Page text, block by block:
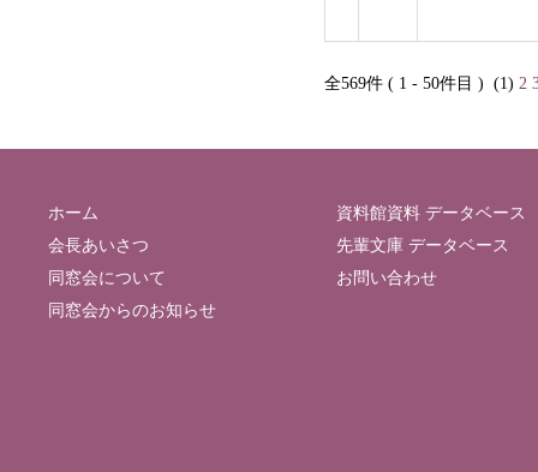
全569件 ( 1 - 50件目 ) (1) 2
ホーム
会長あいさつ
同窓会について
同窓会からのお知らせ
資料館資料 データベース
先輩文庫 データベース
お問い合わせ